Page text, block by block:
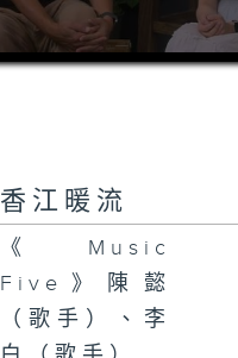
香江暖流
《Music
Five》陳懿
（歌手）、李